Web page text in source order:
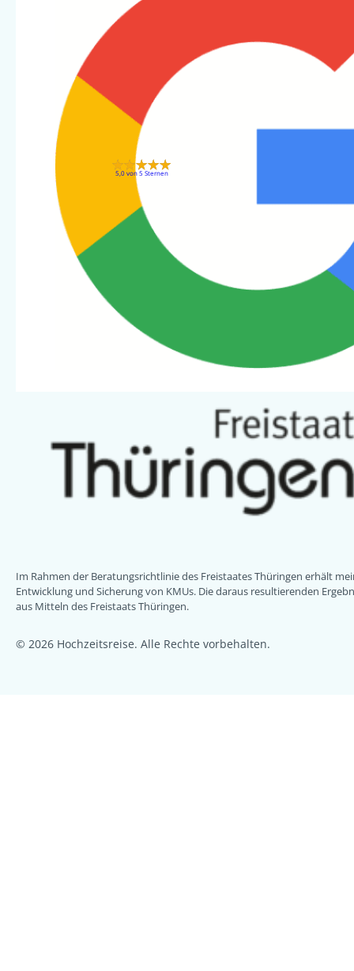
5,0 von 5 Sternen
Im Rahmen der Beratungsrichtlinie des Freistaates Thüringen erhält
Entwicklung und Sicherung von KMUs. Die daraus resultierenden
aus Mitteln des Freistaats Thüringen.
© 2026 Hochzeitsreise. Alle Rechte vorbehalten.